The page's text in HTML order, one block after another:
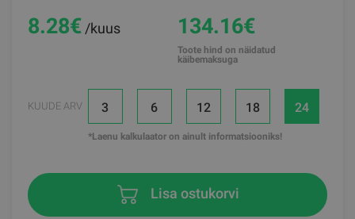
8.28€ /kuus 134.16€
Toote hind on näidatud
käibemaksuga
KUUDE ARV 3 6 12 18 24
*Laenu kalkulaator on ainult informatsiooniks!
Lisa ostukorvi